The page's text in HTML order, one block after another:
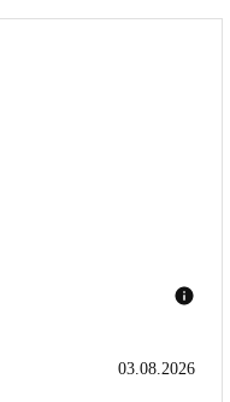
03.08.2026